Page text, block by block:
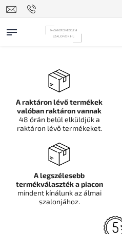
A raktáron lévő termékek
valóban raktáron vannak
48 órán belül elküldjük a
raktáron lévő termékeket.
A legszélesebb
termékválaszték a piacon
mindent kínálunk az álmai
szalonjához.